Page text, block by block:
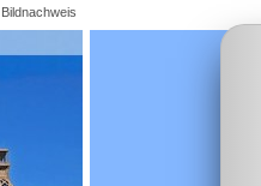
Bildnachweis